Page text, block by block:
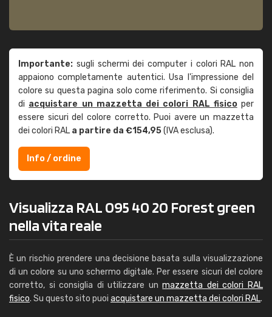
Importante: sugli schermi dei computer i colori RAL non
appaiono completamente autentici. Usa l'impressione del
colore su questa pagina solo come riferimento. Si consiglia
di acquistare un mazzetta dei colori RAL fisicoper
essere sicuri del colore corretto. Puoi avere un mazzetta
dei colori RAL a partire da €154,95(IVA esclusa).
Info / ordine
Visualizza RAL 095 40 20 Forest green
nella vita reale
È un rischio prendere una decisione basata sulla visualizzazione
di un colore su uno schermo digitale. Per essere sicuri del colore
corretto, si consiglia di utilizzare unmazzetta dei colori RAL
fisico. Su questo sito puoi acquistare un mazzetta dei colori RAL.